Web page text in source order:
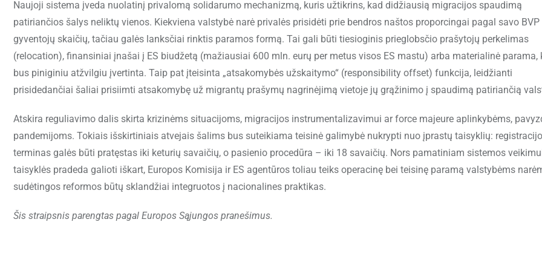
Naujoji sistema įveda nuolatinį privalomą solidarumo mechanizmą, kuris užtikrins, kad didžiausią migracijos spaudimą
patiriančios šalys neliktų vienos. Kiekviena valstybė narė privalės prisidėti prie bendros naštos proporcingai pagal savo BVP
gyventojų skaičių, tačiau galės lanksčiai rinktis paramos formą. Tai gali būti tiesioginis prieglobsčio prašytojų perkelimas
(relocation), finansiniai įnašai į ES biudžetą (mažiausiai 600 mln. eurų per metus visos ES mastu) arba materialinė parama,
bus piniginiu atžvilgiu įvertinta. Taip pat įteisinta „atsakomybės užskaitymo“ (responsibility offset) funkcija, leidžianti
prisidedančiai šaliai prisiimti atsakomybę už migrantų prašymų nagrinėjimą vietoje jų grąžinimo į spaudimą patiriančią
Atskira reguliavimo dalis skirta krizinėms situacijoms, migracijos instrumentalizavimui ar force majeure aplinkybėms,
pandemijoms. Tokiais išskirtiniais atvejais šalims bus suteikiama teisinė galimybė nukrypti nuo įprastų taisyklių:
terminas galės būti pratęstas iki keturių savaičių, o pasienio procedūra – iki 18 savaičių. Nors pamatiniam sistemos
taisyklės pradeda galioti iškart, Europos Komisija ir ES agentūros toliau teiks operacinę bei teisinę paramą valstybėms
sudėtingos reformos būtų sklandžiai integruotos į nacionalines praktikas.
Šis straipsnis parengtas pagal Europos Sąjungos pranešimus.